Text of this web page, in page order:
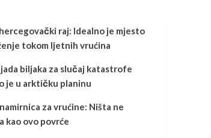
raj: Idealno je mjesto
tokom ljetnih vrućina
biljaka za slučaj katastrofe
je u arktičku planinu
za vrućine: Ništa ne
kao ovo povrće